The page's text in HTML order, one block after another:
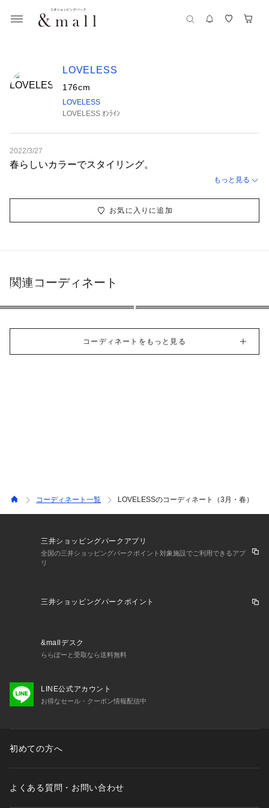
LOVELESS
176cm
LOVELESS
LOVELESS ｵﾝﾗｲﾝ
2022/3/27
春らしいカラーでスタイリング。
もっと見る
お気に入りに追加
関連コーディネート
green label relaxing
green label relaxing
コーディネートをもっと見る
コーディネート一覧 LOVELESSのコーディネート（3月・春）
三井ショッピングパークアプリ
全国の三井ショッピングパークポイント対象施設でご利用できるアプ
リ
三井ショッピングパークポイント
&mallデスク
ららぽーと受取なら送料無料
LINE公式アカウント
お得なセール・クーポン情報配信中
初めての方へ
よくある質問・お問い合わせ